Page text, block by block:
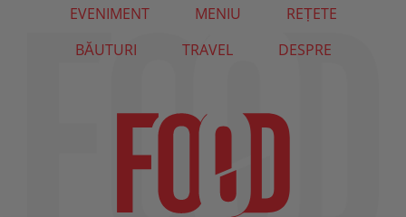
EVENIMENT MENIU
REȚETE
BĂUTURI
TRAVEL DESPRE